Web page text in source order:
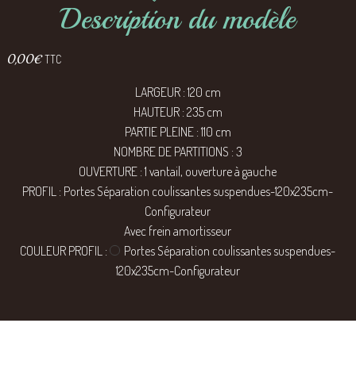
Description du modèle
0,00€TTC
LARGEUR : 120 cm
HAUTEUR : 235 cm
PARTIE PLEINE : 110 cm
NOMBRE DE PARTITIONS : 3
OUVERTURE : 1 vantail, ouverture à gauche
PROFIL : Portes Séparation coulissantes suspendues-120x235cm-
Configurateur
Avec frein amortisseur
COULEUR PROFIL :
Portes Séparation coulissantes suspendues-
120x235cm-Configurateur